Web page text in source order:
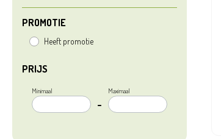
PROMOTIE
Heeft promotie
PRIJS
Minimaal
–
Maximaal